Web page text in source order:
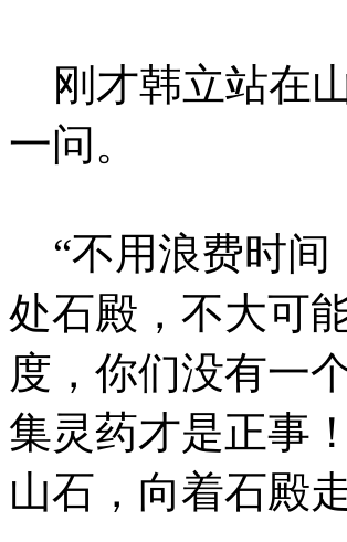
刚才韩立站在
一问。
“不用浪费时间
处石殿，不大可
度，你们没有一
集灵药才是正事
山石，向着石殿走